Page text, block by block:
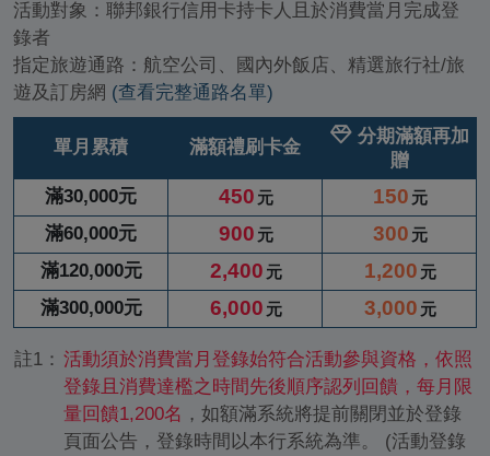
活動對象：聯邦銀行信用卡持卡人且於消費當月完成登
錄者
指定旅遊通路：航空公司、國內外飯店、精選旅行社/旅
遊及訂房網 (查看完整通路名單)
單月累積 滿額禮刷卡金
分期滿額再加
贈
滿30,000元
450 元 150 元
滿60,000元 900 元 300 元
滿120,000元 2,400 元 1,200 元
滿300,000元 6,000 元 3,000 元
註1： 活動須於消費當月登錄始符合活動參與資格，依照
登錄且消費達檻之時間先後順序認列回饋，每月限
量回饋1,200名 ，如額滿系統將提前關閉並於登錄
頁面公告，登錄時間以本行系統為準。 (活動登錄